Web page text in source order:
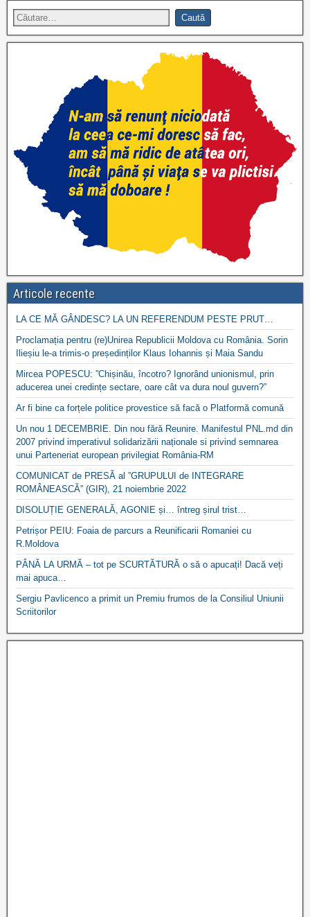
Articole recente
LA CE MĂ GÂNDESC? LA UN REFERENDUM PESTE PRUT…
Proclamația pentru (re)Unirea Republicii Moldova cu România. Sorin
Ilieșiu le-a trimis-o președinților Klaus Iohannis și Maia Sandu
Mircea POPESCU: ”Chișinău, încotro? Ignorând unionismul, prin
aducerea unei credințe sectare, oare cât va dura noul guvern?”
Ar fi bine ca forțele politice provestice să facă o Platformă comună
Un nou 1 DECEMBRIE. Din nou fără Reunire. Manifestul PNL.md din
2007 privind imperativul solidarizării naționale si privind semnarea
unui Parteneriat european privilegiat România-RM
COMUNICAT de PRESĂ al ”GRUPULUI de INTEGRARE
ROMÂNEASCĂ” (GIR), 21 noiembrie 2022
DISOLUȚIE GENERALĂ, AGONIE și… întreg șirul trist…
Petrișor PEIU: Foaia de parcurs a Reunificarii Romaniei cu
R.Moldova
PÂNĂ LA URMĂ – tot pe SCURTĂTURĂ o să o apucați! Dacă veți
mai apuca…
Sergiu Pavlicenco a primit un Premiu frumos de la Consiliul Uniunii
Scriitorilor